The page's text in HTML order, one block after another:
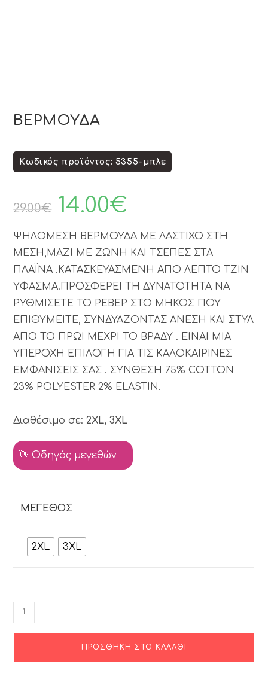
ΒΕΡΜΟΥΔΑ
Κωδικός προϊόντος: 5355-μπλε
29.00€ 14.00€
ΨΗΛΟΜΕΣΗ ΒΕΡΜΟΥΔΑ ΜΕ ΛΑΣΤΙΧΟ ΣΤΗ
ΜΕΣΗ,ΜΑΖΙ ΜΕ ΖΩΝΗ ΚΑΙ ΤΣΕΠΕΣ ΣΤΑ
ΠΛΑΪΝΑ .ΚΑΤΑΣΚΕΥΑΣΜΕΝΗ ΑΠΟ ΛΕΠΤΟ ΤΖΙΝ
ΥΦΑΣΜΑ.ΠΡΟΣΦΕΡΕΙ ΤΗ ΔΥΝΑΤΟΤΗΤΑ ΝΑ
ΡΥΘΜΙΣΕΤΕ ΤΟ ΡΕΒΕΡ ΣΤΟ ΜΗΚΟΣ ΠΟΥ
ΕΠΙΘΥΜΕΙΤΕ, ΣΥΝΔΥΑΖΟΝΤΑΣ ΑΝΕΣΗ ΚΑΙ ΣΤΥΛ
ΑΠΟ ΤΟ ΠΡΩΙ ΜΕΧΡΙ ΤΟ ΒΡΑΔΥ . ΕΙΝΑΙ ΜΙΑ
ΥΠΕΡΟΧΗ ΕΠΙΛΟΓΗ ΓΙΑ ΤΙΣ ΚΑΛΟΚΑΙΡΙΝΕΣ
ΕΜΦΑΝΙΣΕΙΣ ΣΑΣ . ΣΥΝΘΕΣΗ 75% COTTON
23% POLYESTER 2% ELASTIN.
Διαθέσιμο σε:2XL, 3XL
👋 Οδηγός μεγεθών
ΜΈΓΕΘΟΣ
2XL 3XL
ΠΡΟΣΘΉΚΗ ΣΤΟ ΚΑΛΆΘΙ